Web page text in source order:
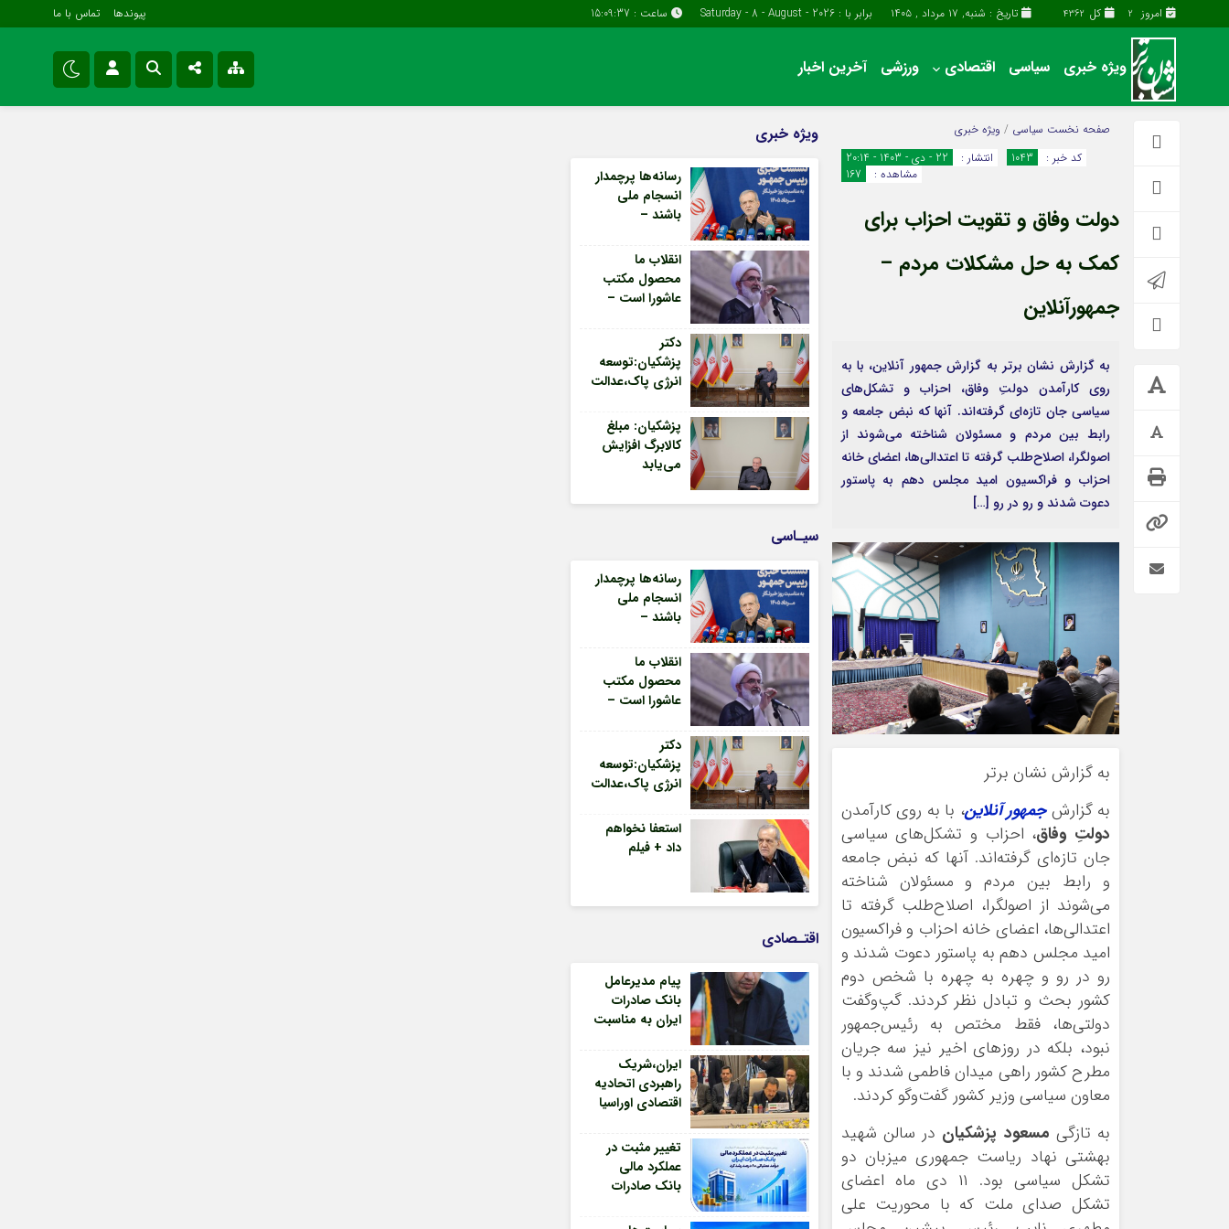
کل 4362 امروز 2 تاریخ : شنبه, ۱۷ مرداد , ۱۴۰۵ برابر با : Saturday - 8 - August - 2026 ساعت : 15:09:38 پیوندها تماس با ما
ویژه خبری سیاسی اقتصادی ورزشی آخرین اخبار
آخرین اخبار
سیاسی
فرهنگی و هنری
گالری فیلم
گالری عکس
حساب مشتری
پیوندهای سایت
سبد خريد
برگه دو ستونه
صفحه نخست سیاسی / ویژه خبری
انتشار :
22 - دی - 1403 - 20:14 کد خبر :
1043
مشاهده :
167
دولت وفاق و تقویت احزاب برای
کمک به حل مشکلات مردم –
جمهورآنلاین
به گزارش نشان برتر به گزارش جمهور آنلاین، با به
روی کارآمدن دولتِ وفاق، احزاب و تشکل‌های
سیاسی جان تازه‌ای گرفته‌اند. آنها که نبض جامعه و
رابط بین مردم و مسئولان شناخته می‌شوند از
اصولگرا، اصلاح‌طلب گرفته تا اعتدالی‌ها، اعضای خانه
احزاب و فراکسیون امید مجلس دهم به پاستور
دعوت شدند و رو در رو […]
به گزارش نشان برتر
به گزارشجمهور آنلاین، با به روی کارآمدن
دولتِ وفاق، احزاب و تشکل‌های سیاسی
جان تازه‌ای گرفته‌اند. آنها که نبض جامعه
و رابط بین مردم و مسئولان شناخته
می‌شوند از اصولگرا، اصلاح‌طلب گرفته تا
اعتدالی‌ها، اعضای خانه احزاب و فراکسیون
امید مجلس دهم به پاستور دعوت شدند و
رو در رو و چهره به چهره با شخص دوم
کشور بحث و تبادل نظر کردند. گپ‌وگفت
دولتی‌ها، فقط مختص به رئیس‌جمهور
نبود، بلکه در روزهای اخیر نیز سه جریان
مطرح کشور راهی میدان فاطمی شدند و با
معاون سیاسی وزیر کشور گفت‌وگو کردند.
به تازگی مسعود پزشکیان در سالن شهید
بهشتی نهاد ریاست جمهوری میزبان دو
تشکل سیاسی بود. ۱۱ دی ماه اعضای
تشکل صدای ملت که با محوریت علی
ویژه خبری
رسانه‌ها پرچمدار
انسجام ملی
باشند –
انقلاب ما
محصول مکتب
عاشورا است –
دکتر
پزشکیان:توسعه
انرژی پاک،عدالت
مدیریت،سه
محورتحول
اقتصادی –
جمهورآنلاین
پزشکیان: مبلغ
کالابرگ افزایش
می‌یابد
سیـاسی
رسانه‌ها پرچمدار
انسجام ملی
باشند –
انقلاب ما
محصول مکتب
عاشورا است –
دکتر
پزشکیان:توسعه
انرژی پاک،عدالت
مدیریت،سه
محورتحول
اقتصادی –
استعفا نخواهم
داد + فیلم
اقتـصادی
پیام مدیرعامل
بانک صادرات
ایران به مناسبت
جمهورآنلاین
ایران،شریک
راهبردی اتحادیه
اقتصادی اوراسیا
تجارت و
همگرایی
منطقه‌ای –
جمهورآنلاین
تغییر مثبت در
عملکرد مالی
بانک صادرات
عملیاتی 80